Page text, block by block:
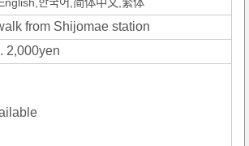
한국어,简体中文,繁体
from Shijomae station
2,000yen